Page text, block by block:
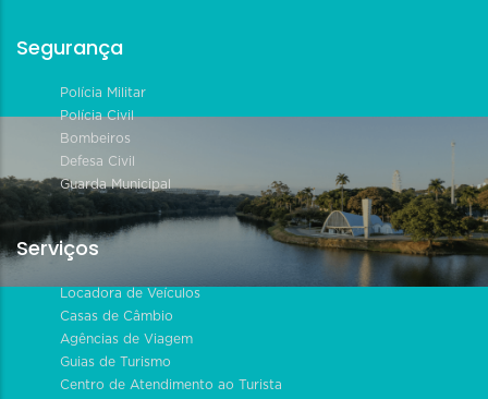
Segurança
Polícia Militar
Polícia Civil
Bombeiros
Defesa Civil
Guarda Municipal
Serviços
Locadora de Veículos
Casas de Câmbio
Agências de Viagem
Guias de Turismo
Centro de Atendimento ao Turista